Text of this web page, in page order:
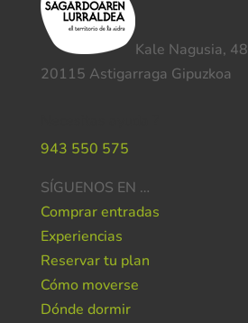
Kale Nagusia, 48
20115 Astigarraga Gipuzkoa
943 550 575
SÍGUENOS EN …
Comprar entradas
Experiencias
Reservar tu plan
Cómo moverse
Dónde dormir